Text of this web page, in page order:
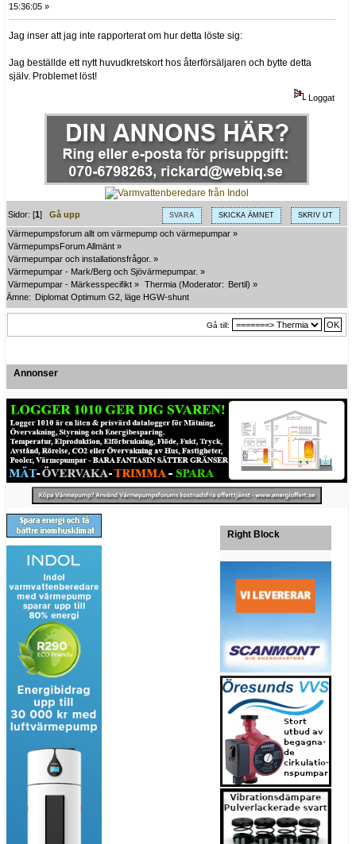
15:36:05 »
Jag inser att jag inte rapporterat om hur detta löste sig:
Jag beställde ett nytt huvudkretskort hos återförsäljaren och bytte detta
själv. Problemet löst!
Loggat
SVARA SKICKA ÄMNET SKRIV UT
Sidor: [1]Gå upp
Värmepumpsforum allt om värmepump och värmepumpar »
VärmepumpsForum Allmänt »
Värmepumpar och installationsfrågor. »
Värmepumpar - Mark/Berg och Sjövärmepumpar. »
Värmepumpar - Märkesspecifikt » Thermia (Moderator: Bertil) »
Ämne: Diplomat Optimum G2, läge HGW-shunt
Gå till:
Annonser
Right Block